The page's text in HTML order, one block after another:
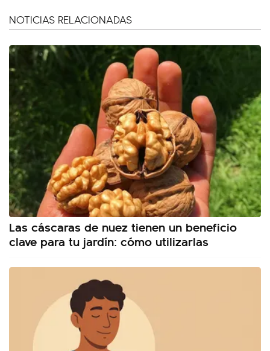
NOTICIAS RELACIONADAS
Las cáscaras de nuez tienen un beneficio
clave para tu jardín: cómo utilizarlas